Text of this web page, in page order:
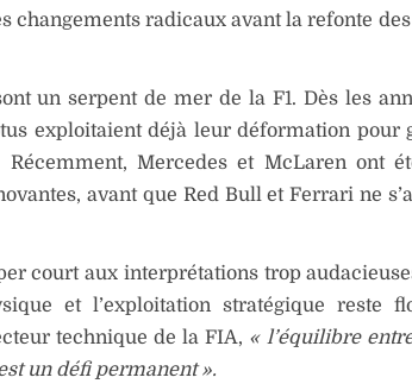
changements radicaux avant la refonte
un serpent de mer de la F1. Dès les
exploitaient déjà leur déformation pour
Récemment, Mercedes et McLaren ont
avant que Red Bull et Ferrari ne
court aux interprétations trop
et l’exploitation stratégique reste
technique de la FIA, « l’équilibre
un défi permanent ».